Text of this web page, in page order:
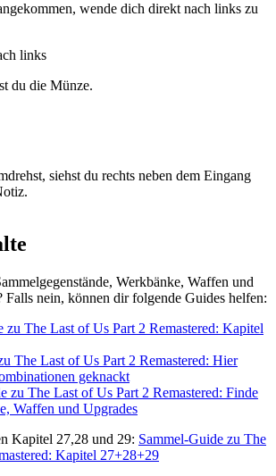
wende dich direkt nach links zu
links
du die Münze.
siehst du rechts neben dem Eingang
Werkbänke, Waffen und
Falls nein, können dir folgende Guides helfen:
zu The Last of Us Part 2 Remastered: Kapitel
The Last of Us Part 2 Remastered: Hier
geknackt
zu The Last of Us Part 2 Remastered: Finde
Waffen und Upgrades
Kapitel 27,28 und 29: Sammel-Guide zu The
Kapitel 27+28+29